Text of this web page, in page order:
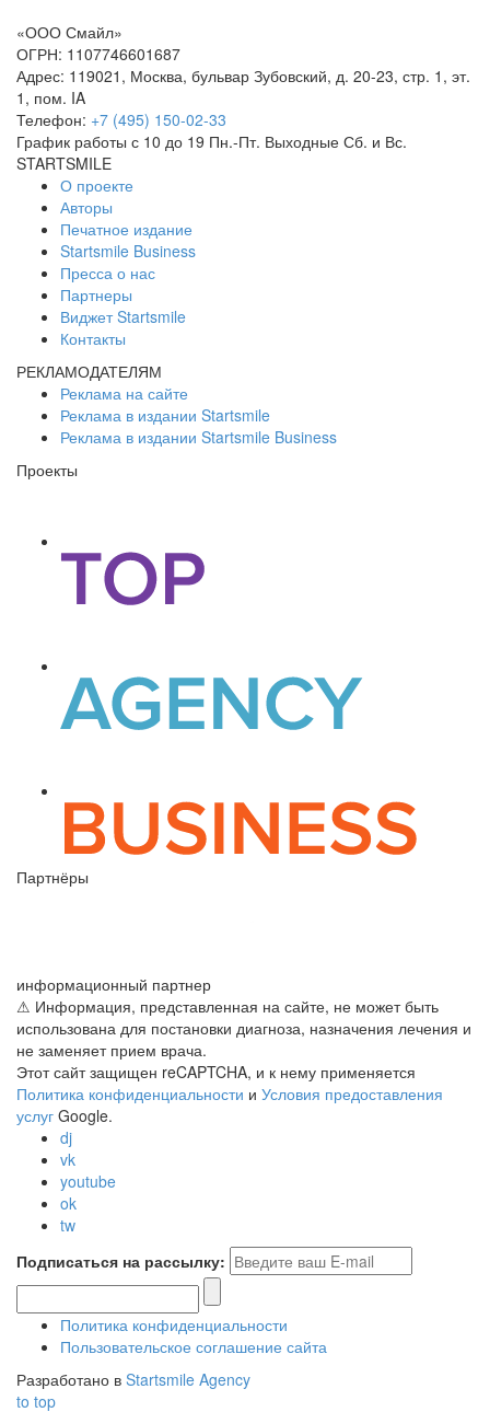
«ООО Смайл»
ОГРН: 1107746601687
Адрес: 119021, Москва, бульвар Зубовский, д. 20-23, стр. 1, эт.
1, пом. IA
Телефон: +7 (495) 150-02-33
График работы с 10 до 19 Пн.-Пт. Выходные Сб. и Вс.
STARTSMILE
О проекте
Авторы
Печатное издание
Startsmile Business
Пресса о нас
Партнеры
Виджет Startsmile
Контакты
РЕКЛАМОДАТЕЛЯМ
Реклама на сайте
Реклама в издании Startsmile
Реклама в издании Startsmile Business
Проекты
Партнёры
информационный партнер
⚠ Информация, представленная на сайте, не может быть
использована для постановки диагноза, назначения лечения и
не заменяет прием врача.
Этот сайт защищен reCAPTCHA, и к нему применяется
Политика конфиденциальности и Условия предоставления
услуг Google.
dj
vk
youtube
ok
tw
Подписаться на рассылку:
Политика конфиденциальности
Пользовательское соглашение сайта
Разработано в Startsmile Agency
to top